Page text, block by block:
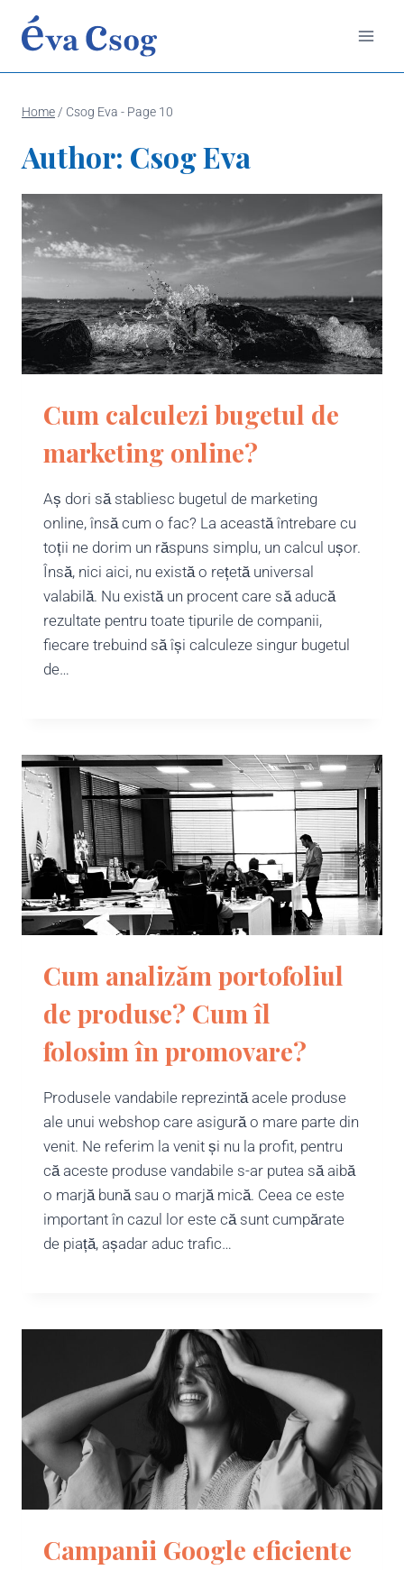
Home/ Csog Eva - Page 10
Author: Csog Eva
Cum calculezi bugetul de
marketing online?
Aș dori să stabliesc bugetul de marketing
online, însă cum o fac? La această întrebare cu
toții ne dorim un răspuns simplu, un calcul ușor.
Însă, nici aici, nu există o rețetă universal
valabilă. Nu există un procent care să aducă
rezultate pentru toate tipurile de companii,
fiecare trebuind să își calculeze singur bugetul
de…
Cum analizăm portofoliul
de produse? Cum îl
folosim în promovare?
Produsele vandabile reprezintă acele produse
ale unui webshop care asigură o mare parte din
venit. Ne referim la venit și nu la profit, pentru
că aceste produse vandabile s-ar putea să aibă
o marjă bună sau o marjă mică. Ceea ce este
important în cazul lor este că sunt cumpărate
de piață, așadar aduc trafic…
Campanii Google eficiente